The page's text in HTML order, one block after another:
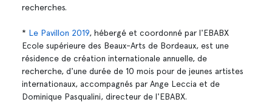
recherches.
* Le Pavillon 2019, hébergé et coordonné par l'EBABX
Ecole supérieure des Beaux-Arts de Bordeaux, est une
résidence de création internationale annuelle, de
recherche, d'une durée de 10 mois pour de jeunes artistes
internationaux, accompagnés par Ange Leccia et de
Dominique Pasqualini, directeur de l'EBABX.